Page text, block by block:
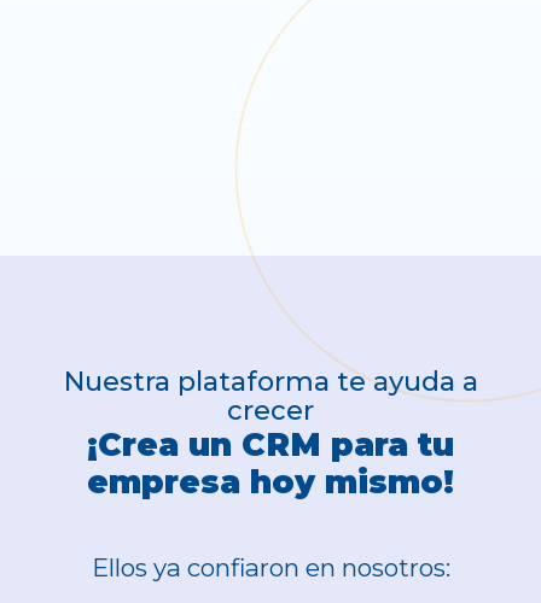
Nuestra plataforma te ayuda a
crecer
¡Crea un CRM para tu
empresa hoy mismo!
Ellos ya confiaron en nosotros: